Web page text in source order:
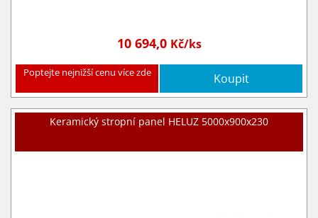
10 694,0 Kč/ks
Poptejte nejnižší cenu více zde Koupit
Keramický stropní panel HELUZ 5000x900x230